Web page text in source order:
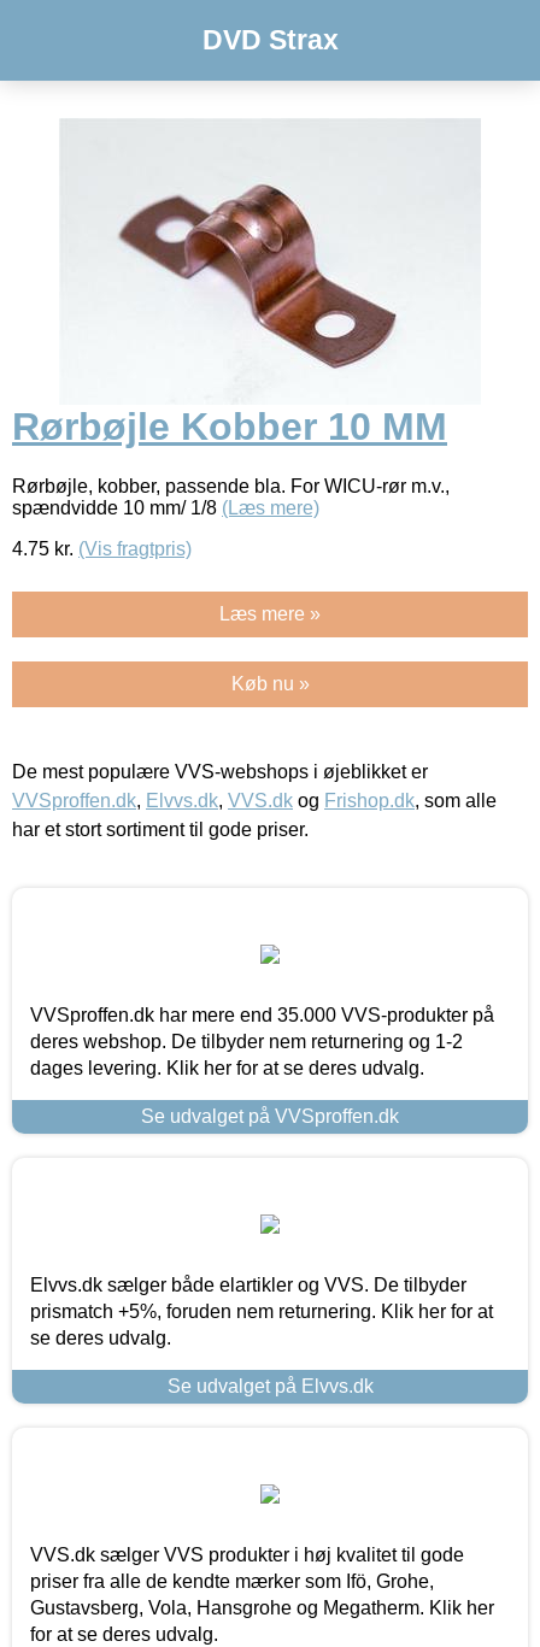
DVD Strax
Rørbøjle Kobber 10 MM
Rørbøjle, kobber, passende bla. For WICU-rør m.v.,
spændvidde 10 mm/ 1/8 (Læs mere)
4.75 kr. (Vis fragtpris)
Læs mere »
Køb nu »
De mest populære VVS-webshops i øjeblikket er
VVSproffen.dk, Elvvs.dk, VVS.dk og Frishop.dk, som alle
har et stort sortiment til gode priser.
VVSproffen.dk har mere end 35.000 VVS-produkter på
deres webshop. De tilbyder nem returnering og 1-2
dages levering. Klik her for at se deres udvalg.
Se udvalget på VVSproffen.dk
Elvvs.dk sælger både elartikler og VVS. De tilbyder
prismatch +5%, foruden nem returnering. Klik her for at
se deres udvalg.
Se udvalget på Elvvs.dk
VVS.dk sælger VVS produkter i høj kvalitet til gode
priser fra alle de kendte mærker som Ifö, Grohe,
Gustavsberg, Vola, Hansgrohe og Megatherm. Klik her
for at se deres udvalg.